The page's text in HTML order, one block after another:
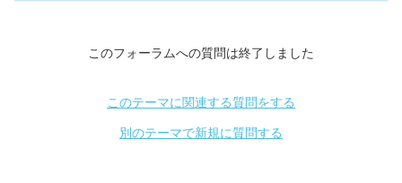
このフォーラムへの質問は終了しました
このテーマに関連する質問をする
別のテーマで新規に質問する